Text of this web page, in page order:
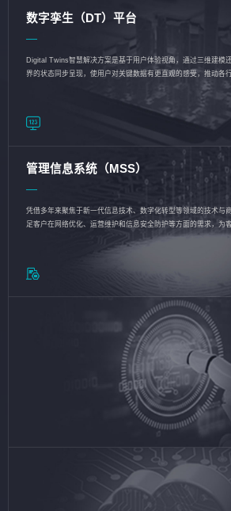
数字孪生（DT）平台
Digital Twins智慧解决方案是基于用户体验视角，通过三维建模
界的状态同步呈现，使用户对关键数据有更直观的感受，推动各
管理信息系统（MSS）
凭借多年来聚焦于新一代信息技术、数字化转型等领域的技术与
足客户在网络优化、运营维护和信息安全防护等方面的需求，为